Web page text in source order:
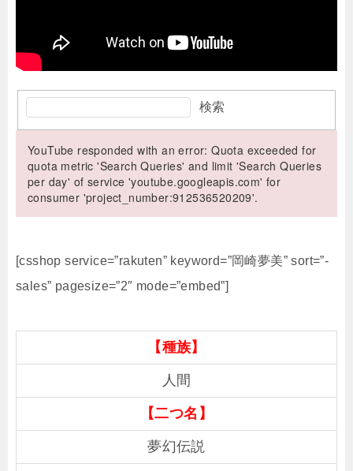
検索
YouTube responded with an error: Quota exceeded for
quota metric 'Search Queries' and limit 'Search Queries
per day' of service 'youtube.googleapis.com' for
consumer 'project_number:912536520209'.
[csshop service=”rakuten” keyword=”岡崎夢美” sort=”-
sales” pagesize=”2″ mode=”embed”]
【種族】
人間
【二つ名】
夢幻伝説